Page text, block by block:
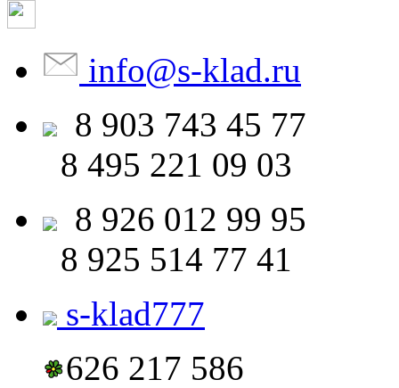
info@s-klad.ru
8 903 743 45 77
8 495 221 09 03
8 926 012 99 95
8 925 514 77 41
s-klad777
626 217 586